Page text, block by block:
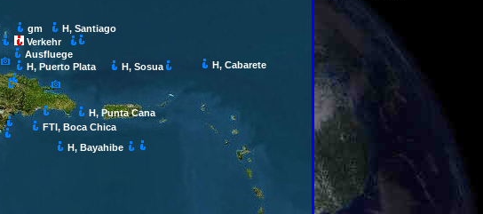
H, Puerto Plata H, Sosua
gm
H, Santiago
Verkehr
H, Cabarete
FTI, Boca Chica
H, Punta Cana
Ausfluege
H, Bayahibe